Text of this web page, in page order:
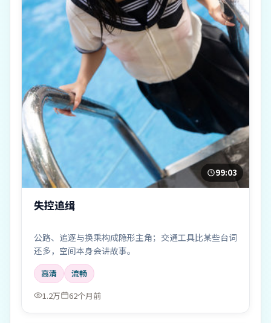
99:03
失控追缉
公路、追逐与换乘构成隐形主角；交通工具比某些台词
还多，空间本身会讲故事。
高清
流畅
1.2万
62个月前